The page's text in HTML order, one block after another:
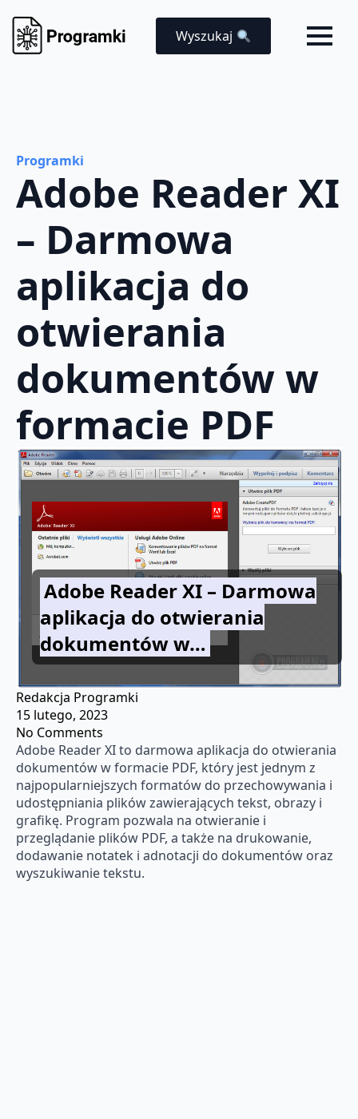
Wyszukaj
Programki
Adobe Reader XI
– Darmowa
aplikacja do
otwierania
dokumentów w
formacie PDF
Adobe Reader XI – Darmowa
aplikacja do otwierania
dokumentów w…
Redakcja Programki
15 lutego, 2023
No Comments
Adobe Reader XI to darmowa aplikacja do otwierania
dokumentów w formacie PDF, który jest jednym z
najpopularniejszych formatów do przechowywania i
udostępniania plików zawierających tekst, obrazy i
grafikę. Program pozwala na otwieranie i
przeglądanie plików PDF, a także na drukowanie,
dodawanie notatek i adnotacji do dokumentów oraz
wyszukiwanie tekstu.